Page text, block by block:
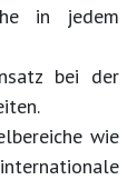
in jedem
bei der
wie